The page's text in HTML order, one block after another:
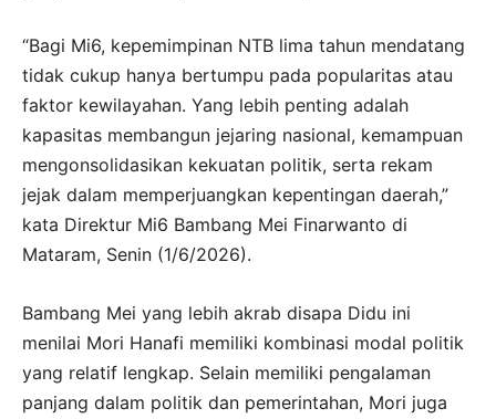
“Bagi Mi6, kepemimpinan NTB lima tahun mendatang
tidak cukup hanya bertumpu pada popularitas atau
faktor kewilayahan. Yang lebih penting adalah
kapasitas membangun jejaring nasional, kemampuan
mengonsolidasikan kekuatan politik, serta rekam
jejak dalam memperjuangkan kepentingan daerah,”
kata Direktur Mi6 Bambang Mei Finarwanto di
Mataram, Senin (1/6/2026).
Bambang Mei yang lebih akrab disapa Didu ini
menilai Mori Hanafi memiliki kombinasi modal politik
yang relatif lengkap. Selain memiliki pengalaman
panjang dalam politik dan pemerintahan, Mori juga